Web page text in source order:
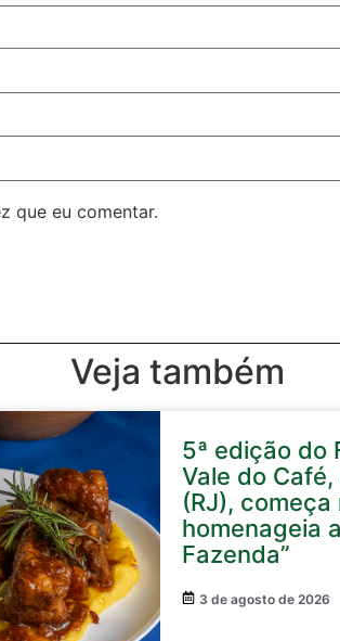
que eu comentar.
Veja também
5ª edição do
Vale do
(RJ),
homenageia
Fazenda”
3 de agosto de 2026